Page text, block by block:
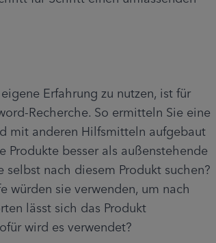
Erfahrung zu nutzen, ist für
Recherche. So ermitteln Sie eine
mit anderen Hilfsmitteln aufgebaut
Produkte besser als außenstehende
nach diesem Produkt suchen?
würden sie verwenden, um nach
lässt sich das Produkt
wird es verwendet?